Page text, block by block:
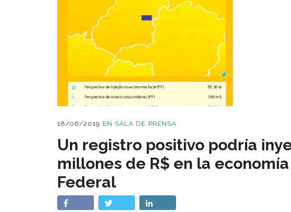
18/06/2019 EN SALA DE PRENSA
Un registro positivo podría
millones de R$ en la
Federal